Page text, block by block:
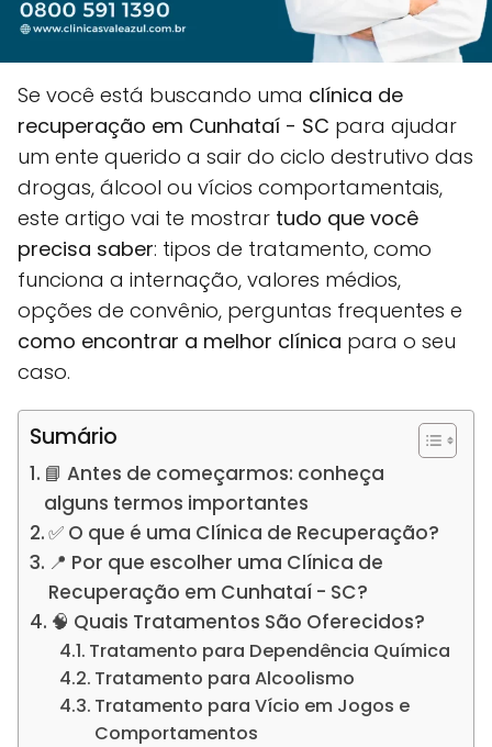
Se você está buscando uma clínica de
recuperação em Cunhataí - SC para ajudar
um ente querido a sair do ciclo destrutivo das
drogas, álcool ou vícios comportamentais,
este artigo vai te mostrar tudo que você
precisa saber: tipos de tratamento, como
funciona a internação, valores médios,
opções de convênio, perguntas frequentes e
como encontrar a melhor clínica para o seu
caso.
Sumário
📘 Antes de começarmos: conheça
alguns termos importantes
✅ O que é uma Clínica de Recuperação?
📍 Por que escolher uma Clínica de
Recuperação em Cunhataí - SC?
🧠 Quais Tratamentos São Oferecidos?
Tratamento para Dependência Química
Tratamento para Alcoolismo
Tratamento para Vício em Jogos e
Comportamentos